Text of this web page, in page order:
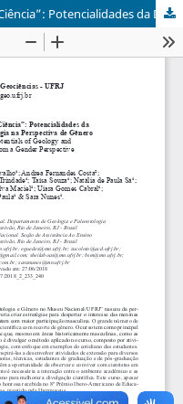
Curso de Extensão “Meninas com Ciência”: Potencialidades da Divulgação da Geologia e Paleontologia na Perspectiva de Gênero